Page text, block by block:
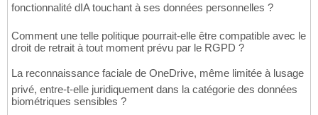
fonctionnalité dIA touchant à ses données personnelles ?
Comment une telle politique pourrait-elle être compatible avec le
droit de retrait à tout moment prévu par le RGPD ?
La reconnaissance faciale de OneDrive, même limitée à lusage
privé, entre-t-elle juridiquement dans la catégorie des données
biométriques sensibles ?